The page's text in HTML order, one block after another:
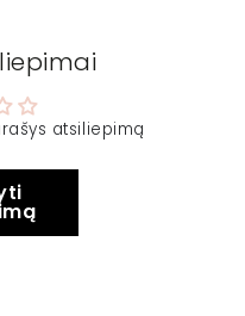
atsiliepimą